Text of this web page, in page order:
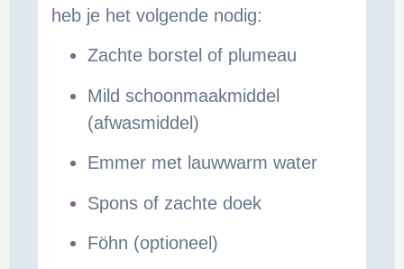
heb je het volgende nodig:
Zachte borstel of plumeau
Mild schoonmaakmiddel
(afwasmiddel)
Emmer met lauwwarm water
Spons of zachte doek
Föhn (optioneel)